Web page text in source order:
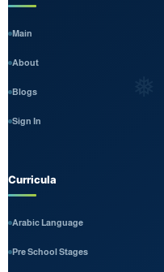
Main
About
Blogs
Sign In
Curricula
Arabic Language
Pre School Stages